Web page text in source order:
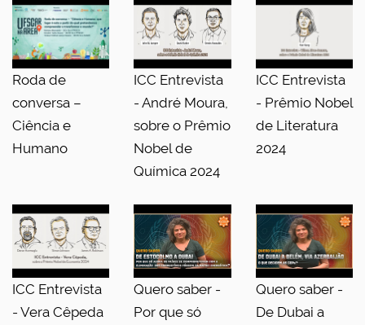
Roda de
conversa –
Ciência e
Humano
ICC Entrevista
- André Moura,
sobre o Prêmio
Nobel de
Química 2024
ICC Entrevista
- Prêmio Nobel
de Literatura
2024
ICC Entrevista
- Vera Cêpeda
Quero saber -
Por que só
Quero saber -
De Dubai a